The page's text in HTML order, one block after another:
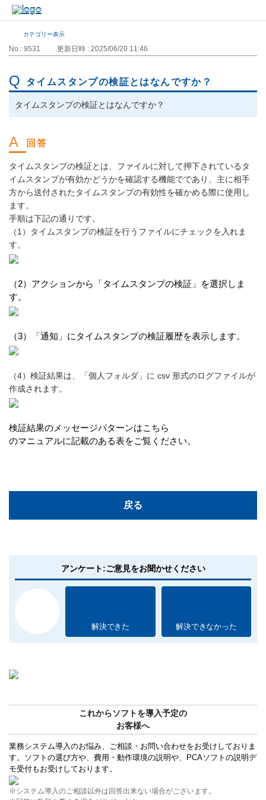
カテゴリー表示
No : 9531 更新日時 : 2025/06/20 11:46
タイムスタンプの検証とはなんですか？
タイムスタンプの検証とはなんですか？
タイムスタンプの検証とは、ファイルに対して押下されているタ
イムスタンプが有効かどうかを確認する機能でであり、主に相手
方から送付されたタイムスタンプの有効性を確かめる際に使用し
ます。
手順は下記の通りです。
（1）タイムスタンプの検証を行うファイルにチェックを入れま
す。
（2）アクションから「タイムスタンプの検証」を選択しま
す。
（3）「通知」にタイムスタンプの検証履歴を表示します。
（4）検証結果は、「個人フォルダ」に csv 形式のログファイルが
作成されます。
検証結果のメッセージパターンはこちら
のマニュアルに記載のある表をご覧ください。
戻る
アンケート:ご意見をお聞かせください
解決できた 解決できなかった
これからソフトを導入予定の
お客様へ
業務システム導入のお悩み、ご相談・お問い合わせをお受けしておりま
す。ソフトの選び方や、費用・動作環境の説明や、PCAソフトの説明デ
モ受付もお受けしております。
※システム導入のご相談以外は回答出来ない場合がございます。